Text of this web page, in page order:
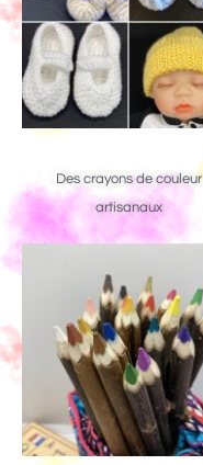
Des crayons de couleur
artisanaux